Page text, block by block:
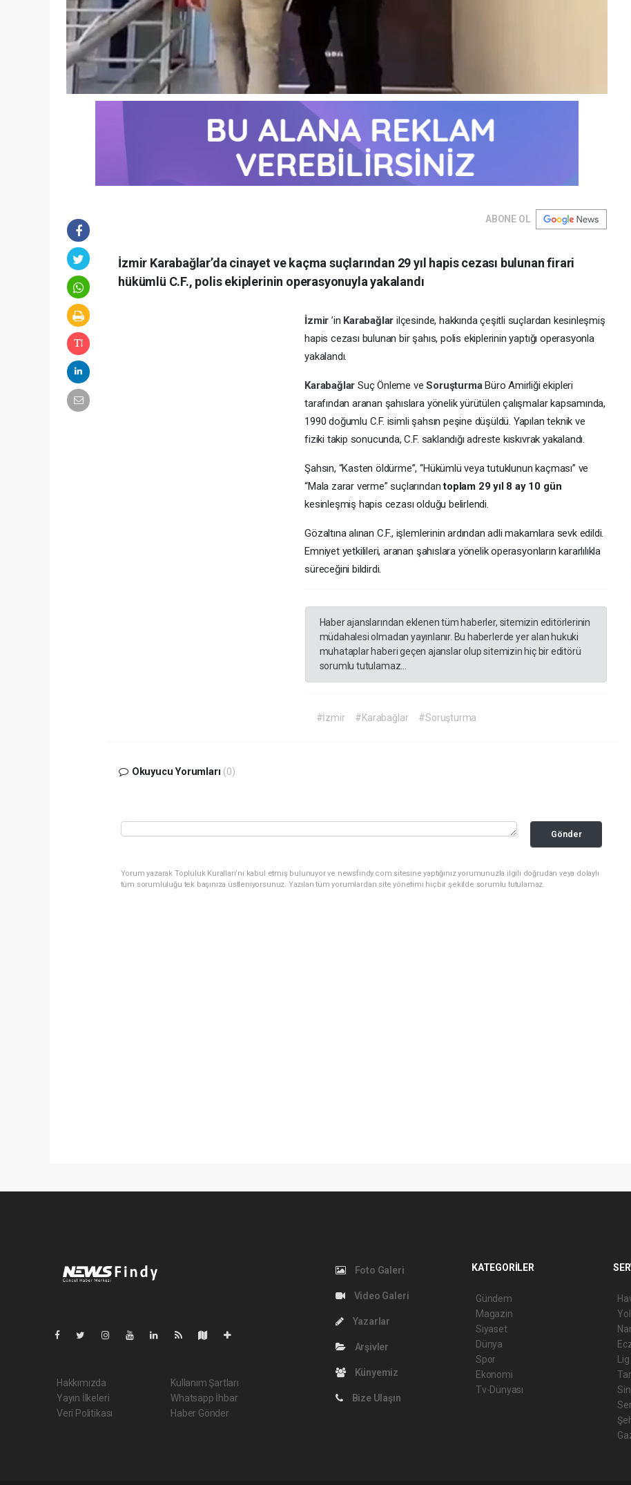
ABONE OL
İzmir Karabağlar’da cinayet ve kaçma suçlarından 29 yıl hapis cezası bulunan firari
hükümlü C.F., polis ekiplerinin operasyonuyla yakalandı
İzmir ’in Karabağlarilçesinde, hakkında çeşitli suçlardan kesinleşmiş
hapis cezası bulunan bir şahıs, polis ekiplerinin yaptığı operasyonla
yakalandı.
Karabağlar Suç Önleme veSoruşturmaBüro Amirliği ekipleri
tarafından aranan şahıslara yönelik yürütülen çalışmalar kapsamında,
1990 doğumlu C.F. isimli şahsın peşine düşüldü. Yapılan teknik ve
fiziki takip sonucunda, C.F. saklandığı adreste kıskıvrak yakalandı.
Şahsın, “Kasten öldürme”, “Hükümlü veya tutuklunun kaçması” ve
“Mala zarar verme” suçlarındantoplam 29 yıl 8 ay 10 gün
kesinleşmiş hapis cezası olduğu belirlendi.
Gözaltına alınan C.F., işlemlerinin ardından adli makamlara sevk edildi.
Emniyet yetkilileri, aranan şahıslara yönelik operasyonların kararlılıkla
süreceğini bildirdi.
Haber ajanslarından eklenen tüm haberler, sitemizin editörlerinin
müdahalesi olmadan yayınlanır. Bu haberlerde yer alan hukuki
muhataplar haberi geçen ajanslar olup sitemizin hiç bir editörü
sorumlu tutulamaz...
#İzmir #Karabağlar #Soruşturma
Okuyucu Yorumları (0)
Gönder
Yorum yazarak Topluluk Kuralları’nı kabul etmiş bulunuyor ve newsfindy.com sitesine yaptığınız yorumunuzla ilgili doğrudan veya dolaylı
tüm sorumluluğu tek başınıza üstleniyorsunuz. Yazılan tüm yorumlardan site yönetimi hiçbir şekilde sorumlu tutulamaz.
Hakkımızda
Yayın İlkeleri
Veri Politikası
Kullanım Şartları
Whatsapp İhbar
Haber Gönder
Foto Galeri
Video Galeri
Yazarlar
Arşivler
Künyemiz
Bize Ulaşın
KATEGORİLER
Gündem
Magazin
Siyaset
Dünya
Spor
Ekonomi
Tv-Dünyası